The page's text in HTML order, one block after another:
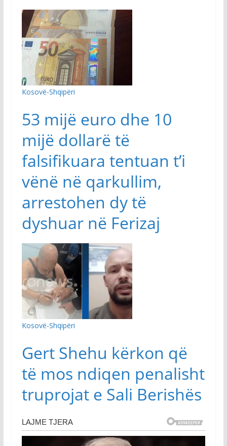
Kosovë-Shqipëri
53 mijë euro dhe 10
mijë dollarë të
falsifikuara tentuan t’i
vënë në qarkullim,
arrestohen dy të
dyshuar në Ferizaj
Kosovë-Shqipëri
Gert Shehu kërkon që
të mos ndiqen penalisht
truprojat e Sali Berishës